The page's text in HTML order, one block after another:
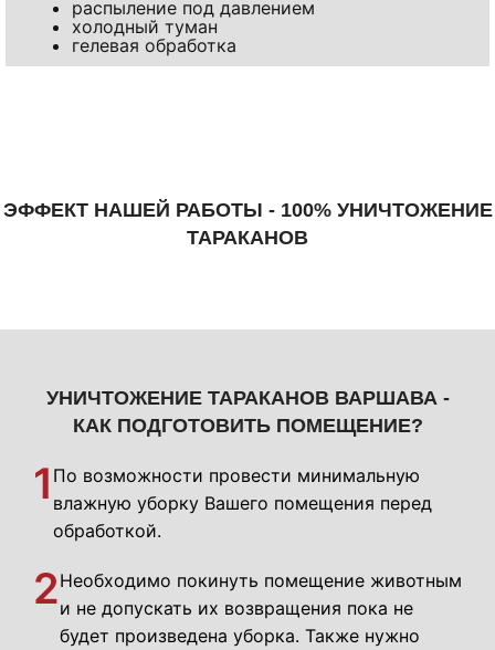
распыление под давлением
холодный туман
гелевая обработка
ЭФФЕКТ НАШЕЙ РАБОТЫ - 100% УНИЧТОЖЕНИЕ
ТАРАКАНОВ
УНИЧТОЖЕНИЕ ТАРАКАНОВ ВАРШАВА -
КАК ПОДГОТОВИТЬ ПОМЕЩЕНИЕ?
1 По возможности провести минимальную
влажную уборку Вашего помещения перед
обработкой.
2Необходимо покинуть помещение животным
и не допускать их возвращения пока не
будет произведена уборка. Также нужно